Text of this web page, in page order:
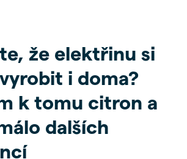
že elektřinu si
i doma?
k tomu citron a
dalších